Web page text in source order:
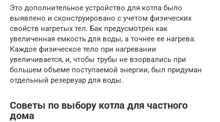
Это дополнительное устройство для котла было
выявлено и сконструировано с учетом физических
свойств нагретых тел. Бак предусмотрен как
увеличенная емкость для воды, а точнее ее нагрева.
Каждое физическое тело при нагревании
увеличивается, и, чтобы трубы не взорвались при
большем объеме поступаемой энергии, был придуман
отдельный резервуар для воды.
Советы по выбору котла для частного
дома